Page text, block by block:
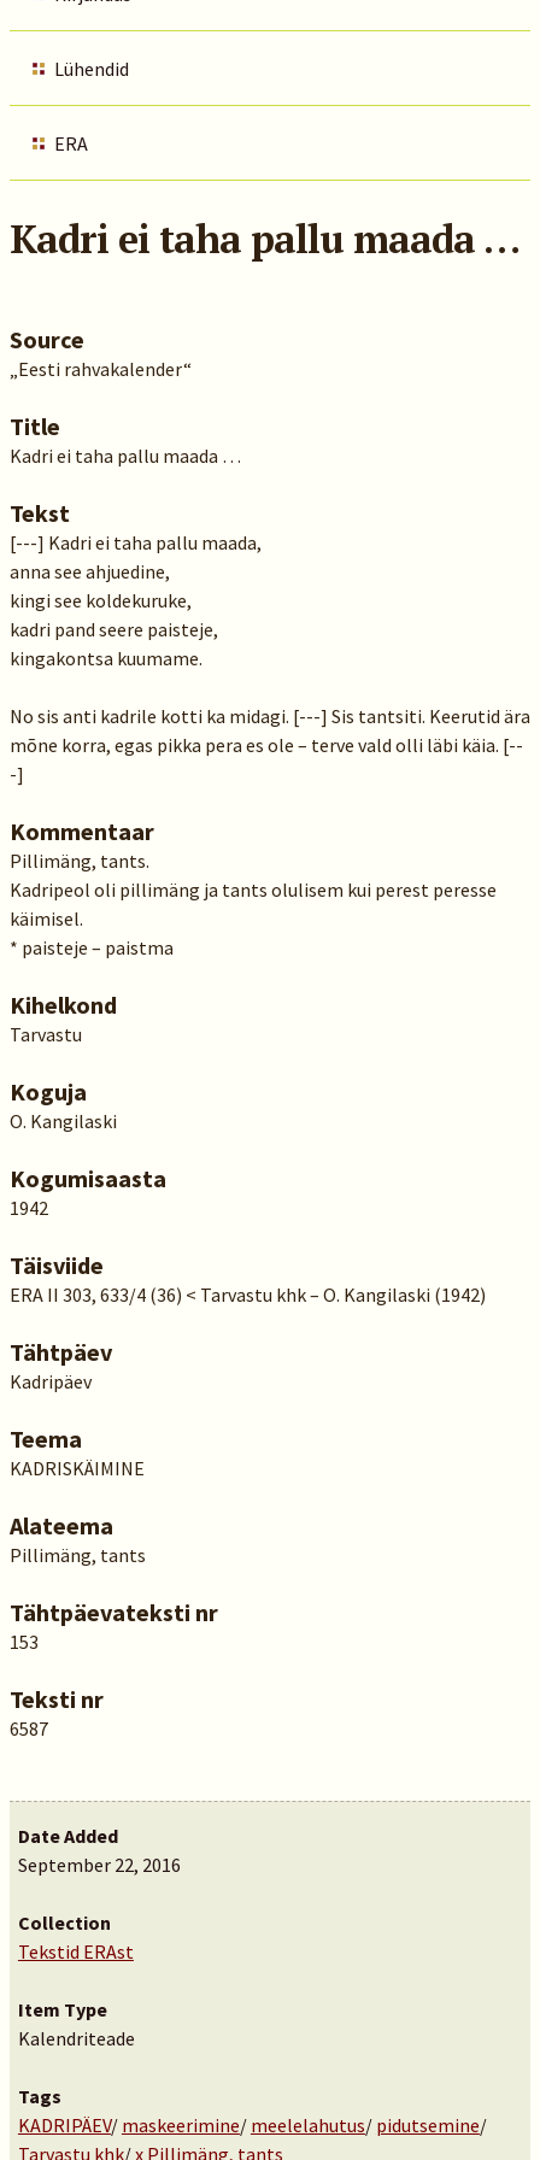
Lühendid
ERA
Kadri ei taha pallu maada …
Source
„Eesti rahvakalender“
Title
Kadri ei taha pallu maada …
Tekst
[---] Kadri ei taha pallu maada,
anna see ahjuedine,
kingi see koldekuruke,
kadri pand seere paisteje,
kingakontsa kuumame.
No sis anti kadrile kotti ka midagi. [---] Sis tantsiti. Keerutid ära
mõne korra, egas pikka pera es ole – terve vald olli läbi käia. [--
-]
Kommentaar
Pillimäng, tants.
Kadripeol oli pillimäng ja tants olulisem kui perest peresse
käimisel.
* paisteje – paistma
Kihelkond
Tarvastu
Koguja
O. Kangilaski
Kogumisaasta
1942
Täisviide
ERA II 303, 633/4 (36) < Tarvastu khk – O. Kangilaski (1942)
Tähtpäev
Kadripäev
Teema
KADRISKÄIMINE
Alateema
Pillimäng, tants
Tähtpäevateksti nr
153
Teksti nr
6587
Date Added
September 22, 2016
Collection
Tekstid ERAst
Item Type
Kalendriteade
Tags
KADRIPÄEV/ maskeerimine/ meelelahutus/ pidutsemine/
Tarvastu khk/x Pillimäng, tants